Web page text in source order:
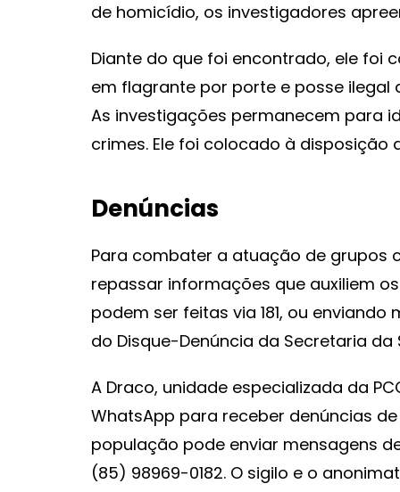
de homicídio, os investigadores
Diante do que foi encontrado, ele foi
em flagrante por porte e posse
As investigações permanecem para
crimes. Ele foi colocado à disposição
Denúncias
Para combater a atuação de grupos
repassar informações que auxiliem
podem ser feitas via 181, ou enviando
do Disque-Denúncia da Secretaria da
A Draco, unidade especializada da
WhatsApp para receber denúncias
população pode enviar mensagens
(85) 98969-0182. O sigilo e o